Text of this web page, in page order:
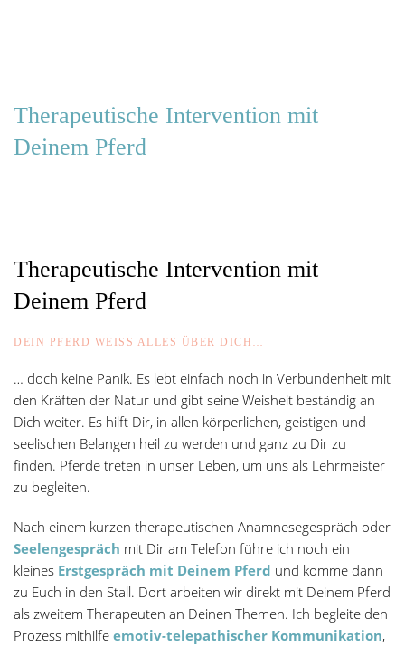
Therapeutische Intervention mit
Deinem Pferd
Therapeutische Intervention mit
Deinem Pferd
DEIN PFERD WEISS ALLES ÜBER DICH…
… doch keine Panik. Es lebt einfach noch in Verbundenheit mit
den Kräften der Natur und gibt seine Weisheit beständig an
Dich weiter. Es hilft Dir, in allen körperlichen, geistigen und
seelischen Belangen heil zu werden und ganz zu Dir zu
finden. Pferde treten in unser Leben, um uns als Lehrmeister
zu begleiten.
Nach einem kurzen therapeutischen Anamnesegespräch oder
Seelengespräch mit Dir am Telefon führe ich noch ein
kleines Erstgespräch mit Deinem Pferd und komme dann
zu Euch in den Stall. Dort arbeiten wir direkt mit Deinem Pferd
als zweitem Therapeuten an Deinen Themen. Ich begleite den
Prozess mithilfe emotiv-telepathischer Kommunikation,